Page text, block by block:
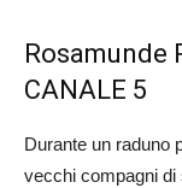
Rosamunde
CANALE 5
Durante un raduno
vecchi compagni di